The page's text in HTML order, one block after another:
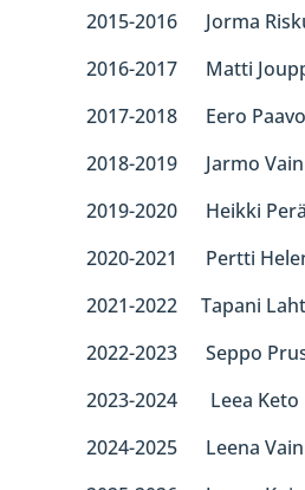
2015-2016 Jorma
2016-2017 Matti
2017-2018 Eero
2018-2019 Jarmo
2019-2020 Heikki
2020-2021 Pertti
2021-2022 Tapani
2022-2023 Seppo
2023-2024 Leea Keto
2024-2025 Leena